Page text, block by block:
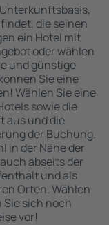
die seinen
ein Hotel mit
oder wählen
und günstige
Sie eine
Wählen Sie eine
sowie die
aus und die
der Buchung.
in der Nähe der
abseits der
und als
Orten. Wählen
Sie sich noch
vor!